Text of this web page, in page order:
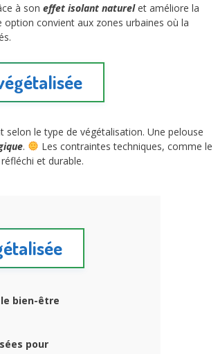
à son effet isolant naturelet améliore la
option convient aux zones urbaines où la
selon le type de végétalisation. Une pelouse
.
Les contraintes techniques, comme le
et durable.
bien-être
pour